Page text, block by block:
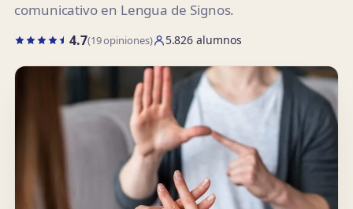
comunicativo en Lengua de Signos.
4.7(19 opiniones) 5.826 alumnos